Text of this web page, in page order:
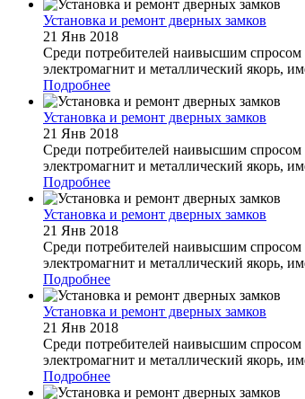
Установка и ремонт дверных замков
21 Янв 2018
Среди потребителей наивысшим спросом
электромагнит и металлический якорь,
Подробнее
Установка и ремонт дверных замков
21 Янв 2018
Среди потребителей наивысшим спросом
электромагнит и металлический якорь,
Подробнее
Установка и ремонт дверных замков
21 Янв 2018
Среди потребителей наивысшим спросом
электромагнит и металлический якорь,
Подробнее
Установка и ремонт дверных замков
21 Янв 2018
Среди потребителей наивысшим спросом
электромагнит и металлический якорь,
Подробнее